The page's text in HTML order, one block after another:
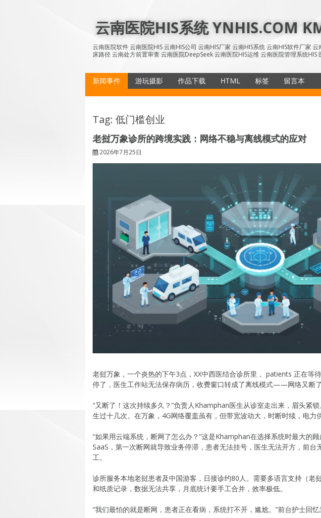
content
云南医院HIS系统 YNHIS.COM
云南医院软件 云南医院HIS 云南HIS公司 云南HIS厂家 云南HIS系统 云南HIS软件厂家
床路径 云南处方前置审查 云南医院DeepSeek 云南医院HIS运维 云南医院管理系统HIS
新闻事件 游玩摄影 作品下载
HTML
SiteMap
标签 留言本
Tag: 低门槛创业
老挝万象诊所的跨境实践：网络不稳与离线模式的应对
2026年7月25日
老挝万象，一个炎热的下午3点，XX中西医结合诊所里， patients 正在等
停了，医生工作站无法保存病历，收费窗口转成了离线模式——网络又断了
“又断了！这次持续多久？”负责人Khamphan医生从诊室走出来，眉头紧
生过十几次。在万象，4G网络覆盖虽有，但带宽波动大，时断时续，电力
“如果用云端系统，断网了怎么办？”这是Khamphan在选择系统时最大的
SaaS，第一次断网就导致业务停滞，患者无法挂号，医生无法开方，前台
工。
诊所服务本地老挝患者及中国游客，日接诊约80人。需要多语言支持（老
和纸质记录，数据无法共享，月底统计要手工合并，效率极低。
“我们最怕的就是断网，患者正在看病，系统打不开，尴尬。”前台护士回忆